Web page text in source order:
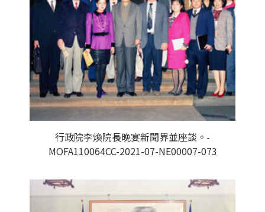
行政院李煥院長晚宴新聞界並座談。-
MOFA110064CC-2021-07-NE00007-073